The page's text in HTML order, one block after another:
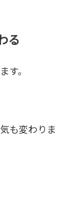
る
す。
も変わりま